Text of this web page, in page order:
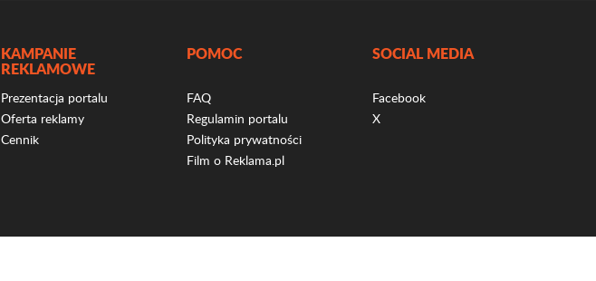
KAMPANIE
REKLAMOWE
Prezentacja portalu
Oferta reklamy
Cennik
POMOC
FAQ
Regulamin portalu
Polityka prywatności
Film o Reklama.pl
SOCIAL MEDIA
Facebook
X